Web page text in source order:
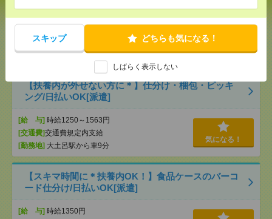
スキップ どちらも気になる！
しばらく表示しない
時給1200円
[交通費]交通費規定内支給
[勤務地]越中八尾駅から車5分
【扶養内が外せない方に＊】仕分け・梱包・ピッキ
ング/日払いOK[派遣]
[給 与] 時給1250～1563円
[交通費]交通費規定内支給
[勤務地] 大土呂駅から車9分
気になる！
【スキマ時間に＊扶養内OK！】食品ケースのバーコ
ード仕分け/日払いOK[派遣]
[給 与] 時給1350円